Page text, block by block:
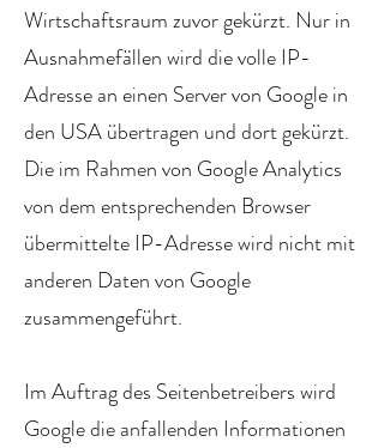
Wirtschaftsraum zuvor gekürzt. Nur in
Ausnahmefällen wird die volle IP-
Adresse an einen Server von Google in
den USA übertragen und dort gekürzt.
Die im Rahmen von Google Analytics
von dem entsprechenden Browser
übermittelte IP-Adresse wird nicht mit
anderen Daten von Google
zusammengeführt.
Im Auftrag des Seitenbetreibers wird
Google die anfallenden Informationen